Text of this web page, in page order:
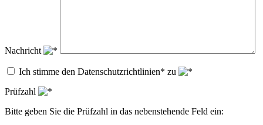
Nachricht
Ich stimme den Datenschutzrichtlinien* zu
Prüfzahl
Bitte geben Sie die Prüfzahl in das nebenstehende Feld ein: